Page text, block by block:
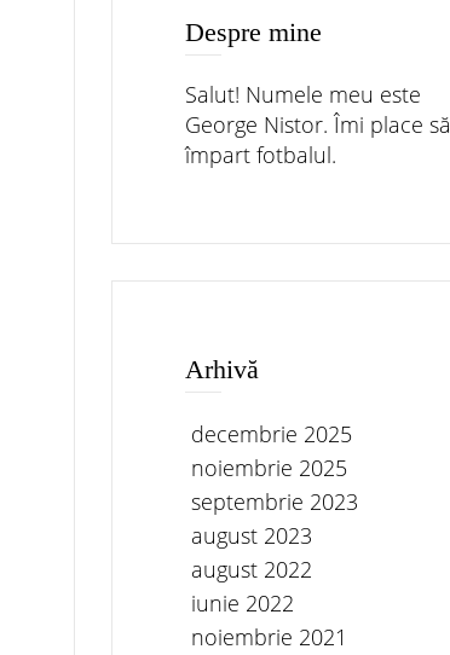
Despre mine
Salut! Numele meu este
George Nistor. Îmi place să
împart fotbalul.
Arhivă
decembrie 2025
noiembrie 2025
septembrie 2023
august 2023
august 2022
iunie 2022
noiembrie 2021